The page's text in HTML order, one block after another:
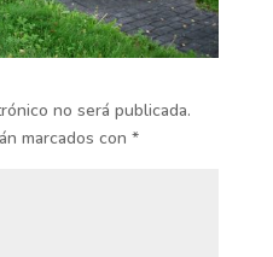
no será publicada.
marcados con *